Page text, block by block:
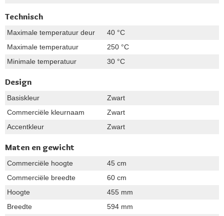
Technisch
Maximale temperatuur deur
40 °C
Maximale temperatuur
250 °C
Minimale temperatuur
30 °C
Design
Basiskleur
Zwart
Commerciële kleurnaam
Zwart
Accentkleur
Zwart
Maten en gewicht
Commerciële hoogte
45 cm
Commerciële breedte
60 cm
Hoogte
455 mm
Breedte
594 mm